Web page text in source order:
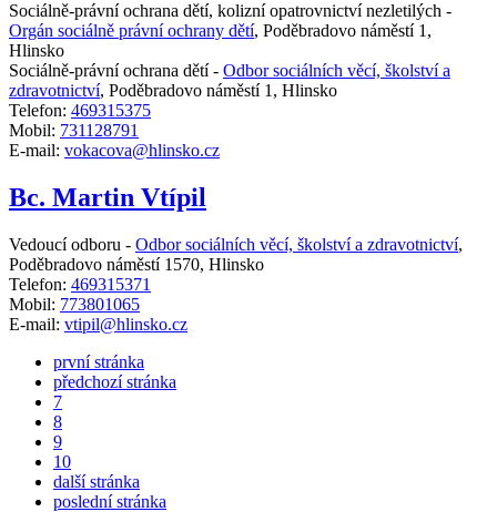
Sociálně-právní ochrana dětí, kolizní opatrovnictví nezletilých -
Orgán sociálně právní ochrany dětí, Poděbradovo náměstí 1,
Hlinsko
Sociálně-právní ochrana dětí - Odbor sociálních věcí, školství a
zdravotnictví, Poděbradovo náměstí 1, Hlinsko
Telefon: 469315375
Mobil: 731128791
E-mail: vokacova@hlinsko.cz
Bc. Martin Vtípil
Vedoucí odboru - Odbor sociálních věcí, školství a zdravotnictví,
Poděbradovo náměstí 1570, Hlinsko
Telefon: 469315371
Mobil: 773801065
E-mail: vtipil@hlinsko.cz
první stránka
předchozí stránka
7
8
9
10
další stránka
poslední stránka